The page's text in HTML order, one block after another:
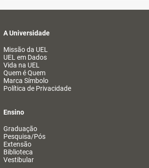
A Universidade
Missão da UEL
UEL em Dados
Vida na UEL
Quem é Quem
Marca Símbolo
Política de Privacidade
Ensino
Graduação
Pesquisa/Pós
Extensão
Biblioteca
Vestibular